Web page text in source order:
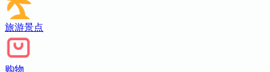
旅游景点
购物